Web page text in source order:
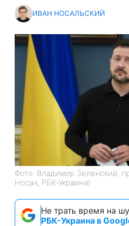
ИВАН НОСАЛЬСКИЙ
Фото: Владимир Зеленский,
Носач, РБК-Украина)
Не трать время на
РБК-Украина в